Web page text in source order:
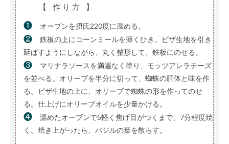
【 作り方 】
❶ オーブンを摂氏220度に温める。
❷
鉄板の上にコーンミールを薄くひき。ピザ生地を引き
延ばすようにしながら、丸く整形して、鉄板にのせる。
❸
マリナラソースを満遍なく塗り、モッツアレラチーズ
を並べる。オリーブを半分に切って、蜘蛛の胴体と味を作
る。ピザ生地の上に、オリーブで蜘蛛の形を作ってのせ
る。仕上げにオリーブオイルを少量かける。
❹
温めたオーブンで5軽く焦げ目がつくまで、7分程度焼
く。焼き上がったら、バジルの葉を散らす。